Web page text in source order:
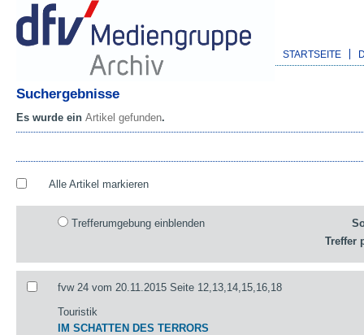
STARTSEITE
Suchergebnisse
Es wurde ein Artikel gefunden.
Alle Artikel markieren
Trefferumgebung einblenden
Treffer
fvw 24 vom 20.11.2015 Seite 12,13,14,15,16,18
Touristik
IM SCHATTEN DES TERRORS